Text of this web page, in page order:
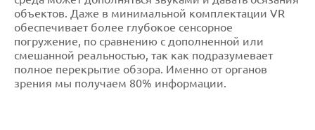
объектов. Даже в минимальной комплектации VR
обеспечивает более глубокое сенсорное
погружение, по сравнению с дополненной или
смешанной реальностью, так как подразумевает
полное перекрытие обзора. Именно от органов
зрения мы получаем 80% информации.